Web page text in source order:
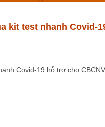
kit test nhanh
Covid-19 hỗ trợ cho